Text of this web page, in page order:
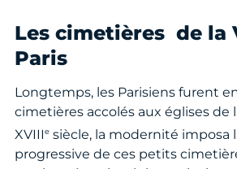
Les cimetières de la
Paris
Longtemps, les Parisiens furent
cimetières accolés aux églises de
XVIIIesiècle, la modernité imposa
progressive de ces petits